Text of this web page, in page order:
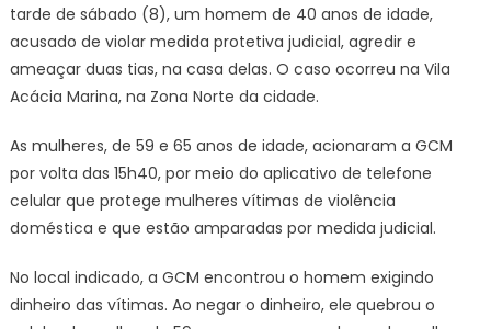
Marina
–
Agência
de
tarde de sábado (8), um homem de 40 anos de idade,
acusado de violar medida protetiva judicial, agredir e
ameaçar duas tias, na casa delas. O caso ocorreu na Vila
Acácia Marina, na Zona Norte da cidade.
As mulheres, de 59 e 65 anos de idade, acionaram a GCM
por volta das 15h40, por meio do aplicativo de telefone
celular que protege mulheres vítimas de violência
doméstica e que estão amparadas por medida judicial.
No local indicado, a GCM encontrou o homem exigindo
dinheiro das vítimas. Ao negar o dinheiro, ele quebrou o